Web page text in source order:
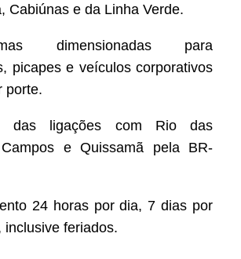
Cabiúnas e da Linha Verde.
dimensionadas para
picapes e veículos corporativos
porte.
das ligações com Rio das
e Quissamã pela BR-
24 horas por dia, 7 dias por
inclusive feriados.